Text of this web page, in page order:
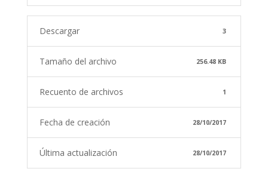
Descargar 3
Tamaño del archivo 256.48 KB
Recuento de archivos 1
Fecha de creación 28/10/2017
Última actualización 28/10/2017